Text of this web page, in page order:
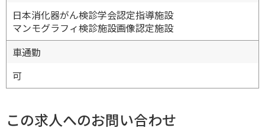
日本消化器がん検診学会認定指導施設
マンモグラフィ検診施設画像認定施設
車通勤
可
この求人へのお問い合わせ